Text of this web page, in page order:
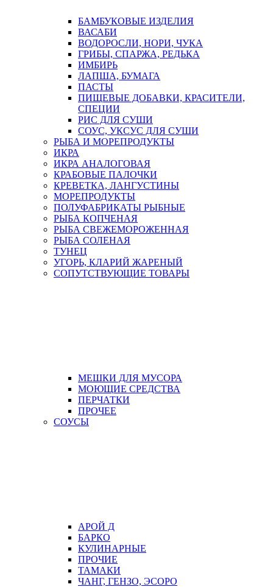
БАМБУКОВЫЕ ИЗДЕЛИЯ
ВАСАБИ
ВОДОРОСЛИ, НОРИ, ЧУКА
ГРИБЫ, СПАРЖА, РЕДЬКА
ИМБИРЬ
ЛАПША, БУМАГА
ПАСТЫ
ПИЩЕВЫЕ ДОБАВКИ, КРАСИТЕЛИ,
СПЕЦИИ
РИС ДЛЯ СУШИ
СОУС, УКСУС ДЛЯ СУШИ
РЫБА И МОРЕПРОДУКТЫ
ИКРА
ИКРА АНАЛОГОВАЯ
КРАБОВЫЕ ПАЛОЧКИ
КРЕВЕТКА, ЛАНГУСТИНЫ
МОРЕПРОДУКТЫ
ПОЛУФАБРИКАТЫ РЫБНЫЕ
РЫБА КОПЧЕНАЯ
РЫБА СВЕЖЕМОРОЖЕННАЯ
РЫБА СОЛЕНАЯ
ТУНЕЦ
УГОРЬ, КЛАРИЙ ЖАРЕНЫЙ
СОПУТСТВУЮЩИЕ ТОВАРЫ
МЕШКИ ДЛЯ МУСОРА
МОЮЩИЕ СРЕДСТВА
ПЕРЧАТКИ
ПРОЧЕЕ
СОУСЫ
АРОЙ Д
БАРКО
КУЛИНАРНЫЕ
ПРОЧИЕ
ТАМАКИ
ЧАНГ, ГЕНЗО, ЭСОРО